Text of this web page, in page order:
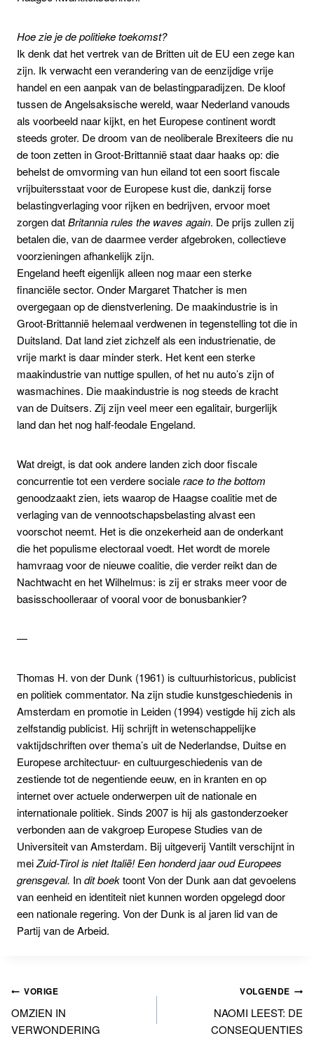
Hoe zie je de politieke toekomst?
Ik denk dat het vertrek van de Britten uit de EU een zege kan
zijn. Ik verwacht een verandering van de eenzijdige vrije
handel en een aanpak van de belastingparadijzen. De kloof
tussen de Angelsaksische wereld, waar Nederland vanouds
als voorbeeld naar kijkt, en het Europese continent wordt
steeds groter. De droom van de neoliberale Brexiteers die nu
de toon zetten in Groot-Brittannië staat daar haaks op: die
behelst de omvorming van hun eiland tot een soort fiscale
vrijbuitersstaat voor de Europese kust die, dankzij forse
belastingverlaging voor rijken en bedrijven, ervoor moet
zorgen datBritannia rules the waves again. De prijs zullen zij
betalen die, van de daarmee verder afgebroken, collectieve
voorzieningen afhankelijk zijn.
Engeland heeft eigenlijk alleen nog maar een sterke
financiële sector. Onder Margaret Thatcher is men
overgegaan op de dienstverlening. De maakindustrie is in
Groot-Brittannië helemaal verdwenen in tegenstelling tot die in
Duitsland. Dat land ziet zichzelf als een industrienatie, de
vrije markt is daar minder sterk. Het kent een sterke
maakindustrie van nuttige spullen, of het nu auto’s zijn of
wasmachines. Die maakindustrie is nog steeds de kracht
van de Duitsers. Zij zijn veel meer een egalitair, burgerlijk
land dan het nog half-feodale Engeland.
Wat dreigt, is dat ook andere landen zich door fiscale
concurrentie tot een verdere socialerace to the bottom
genoodzaakt zien, iets waarop de Haagse coalitie met de
verlaging van de vennootschapsbelasting alvast een
voorschot neemt. Het is die onzekerheid aan de onderkant
die het populisme electoraal voedt. Het wordt de morele
hamvraag voor de nieuwe coalitie, die verder reikt dan de
Nachtwacht en het Wilhelmus: is zij er straks meer voor de
basisschoolleraar of vooral voor de bonusbankier?
—
Thomas H. von der Dunk (1961) is cultuurhistoricus, publicist
en politiek commentator. Na zijn studie kunstgeschiedenis in
Amsterdam en promotie in Leiden (1994) vestigde hij zich als
zelfstandig publicist. Hij schrijft in wetenschappelijke
vaktijdschriften over thema’s uit de Nederlandse, Duitse en
Europese architectuur- en cultuurgeschiedenis van de
zestiende tot de negentiende eeuw, en in kranten en op
internet over actuele onderwerpen uit de nationale en
internationale politiek. Sinds 2007 is hij als gastonderzoeker
verbonden aan de vakgroep Europese Studies van de
Universiteit van Amsterdam. Bij uitgeverij Vantilt verschijnt in
meiZuid-Tirol is niet Italië! Een honderd jaar oud Europees
grensgeval. Indit boektoont Von der Dunk aan dat gevoelens
van eenheid en identiteit niet kunnen worden opgelegd door
een nationale regering. Von der Dunk is al jaren lid van de
Partij van de Arbeid.
Bericht
navigatie
VORIGE
OMZIEN IN
VERWONDERING
VOLGENDE
NAOMI LEEST: DE
CONSEQUENTIES